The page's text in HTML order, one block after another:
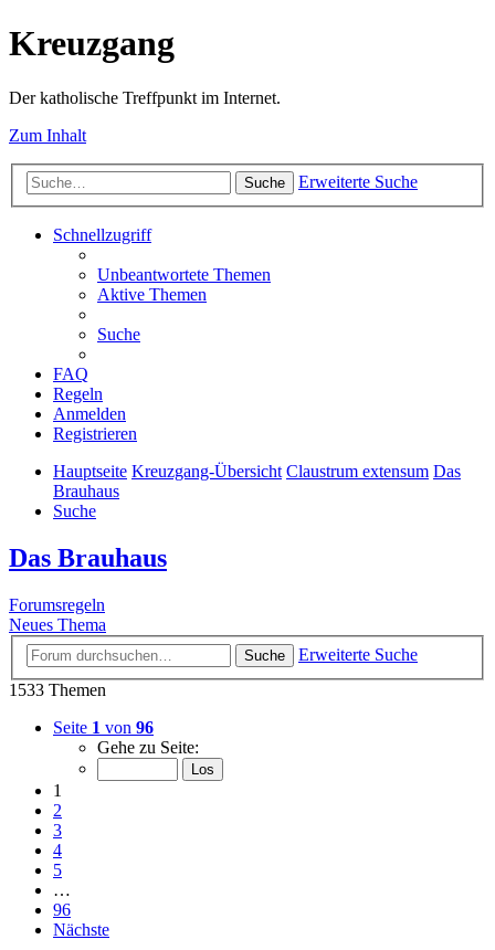
Kreuzgang
Der katholische Treffpunkt im Internet.
Zum Inhalt
Suche Erweiterte Suche
Schnellzugriff
Unbeantwortete Themen
Aktive Themen
Suche
FAQ
Regeln
Anmelden
Registrieren
Hauptseite Kreuzgang-Übersicht Claustrum extensum Das
Brauhaus
Suche
Das Brauhaus
Forumsregeln
Neues Thema
Suche
Erweiterte Suche
1533 Themen
Seite 1 von 96
Gehe zu Seite:
1
2
3
4
5
…
96
Nächste